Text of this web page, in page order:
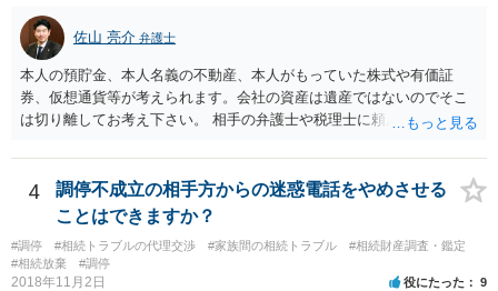
佐山 亮介 弁護士
本人の預貯金、本人名義の不動産、本人がもっていた株式や有価証
券、仮想通貨等が考えられます。会社の資産は遺産ではないのでそこ
は切り離してお考え下さい。 相手の弁護士や税理士に頼んでも守秘義
意に開示を求め、応じなければ「調査嘱託」という手続きを使って銀
行等に照会をかけることになるでしょう。 不動産は、相続登記が済ん
でいなければ市役所ないし区役所に、お子様と義父様のつながりがわ
かる戸籍一式を揃えてもちこみ、「名寄せ」という手続きをすると、
分かると思います。遺産分割協議書の偽造等により既に相続登記され
てしまっている場合は、住所などに当たりをつけて登記名義を調べて
4
調停不成立の相手方からの迷惑電話をやめさせる
ことはできますか？
#調停 #相続トラブルの代理交渉 #家族間の相続トラブル
#相続財産調査・鑑定
#相続放棄
#調停
2018年11月2日 役にたった 9